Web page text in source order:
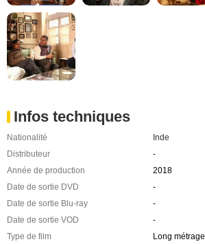
Infos techniques
Nationalité
Inde
Distributeur
-
Année de production
2018
Date de sortie DVD
-
Date de sortie Blu-ray
-
Date de sortie VOD
-
Type de film
Long métrage